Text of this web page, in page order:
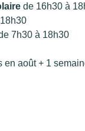
de 16h30 à
7h30 à 18h30
en août + 1